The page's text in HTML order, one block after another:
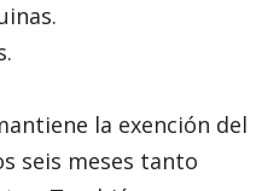
la exención del
seis meses tanto